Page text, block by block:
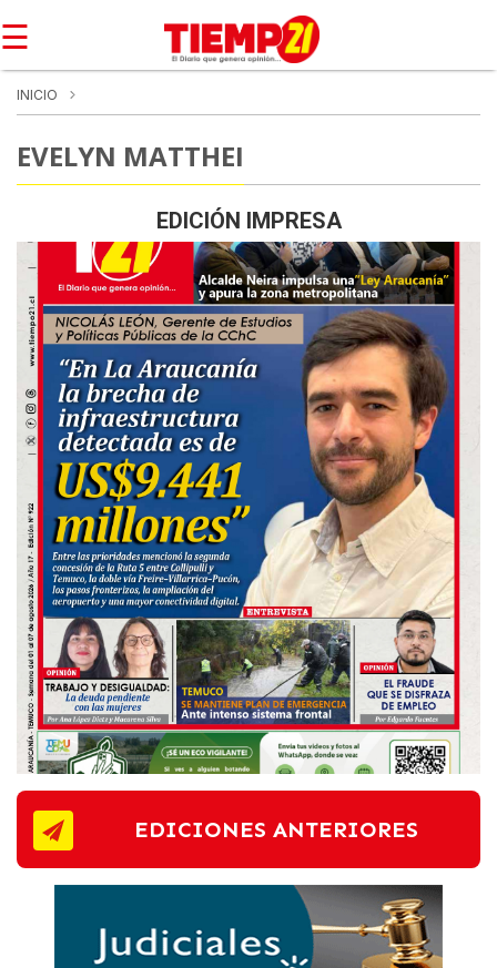
☰
INICIO
EVELYN MATTHEI
EDICIÓN IMPRESA
EDICIONES ANTERIORES